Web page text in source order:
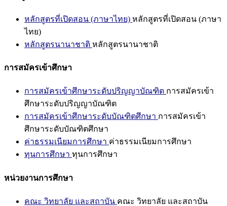
หลักสูตรที่เปิดสอน (ภาษาไทย) หลักสูตรที่เปิดสอน (ภาษา
ไทย)
หลักสูตรนานาชาติ หลักสูตรนานาชาติ
การสมัครเข้าศึกษา
การสมัครเข้าศึกษาระดับปริญญาบัณฑิต การสมัครเข้า
ศึกษาระดับปริญญาบัณฑิต
การสมัครเข้าศึกษาระดับบัณฑิตศึกษา การสมัครเข้า
ศึกษาระดับบัณฑิตศึกษา
ค่าธรรมเนียมการศึกษา ค่าธรรมเนียมการศึกษา
ทุนการศึกษา ทุนการศึกษา
หน่วยงานการศึกษา
คณะ วิทยาลัย และสถาบัน คณะ วิทยาลัย และสถาบัน